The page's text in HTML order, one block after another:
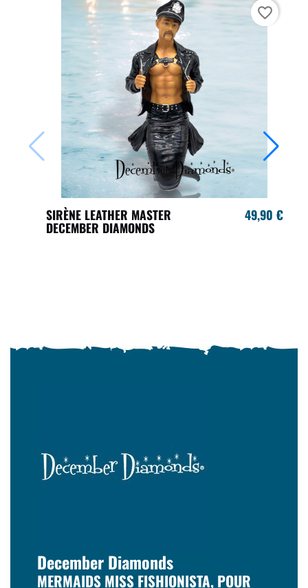
SIRÈNE LEATHER MASTER
DECEMBER DIAMONDS
49,90 €
favorite_border
December Diamonds
MERMAIDS MISS FISHIONISTA, POUR